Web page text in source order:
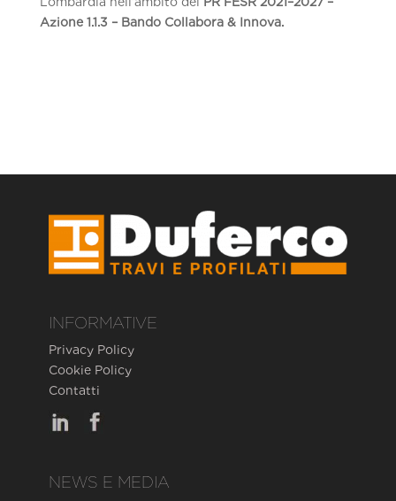
Azione 1.1.3 – Bando Collabora & Innova.
INFORMATIVE
Privacy Policy
Cookie Policy
Contatti
NEWS E MEDIA